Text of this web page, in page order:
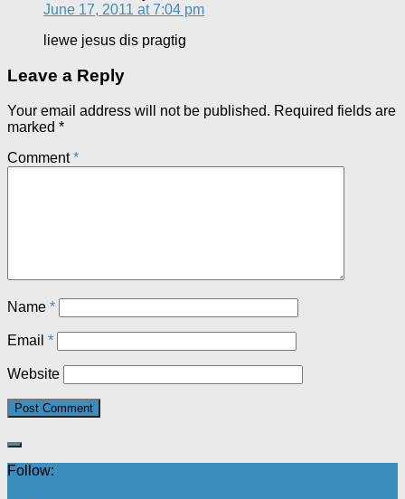
June 17, 2011 at 7:04 pm
liewe jesus dis pragtig
Leave a Reply
Your email address will not be published. Required fields are
marked *
Comment*
Name *
Email *
Website
Follow: